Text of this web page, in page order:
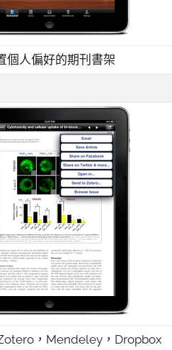
個人偏好的期刊書架
，Mendeley，Dropbox